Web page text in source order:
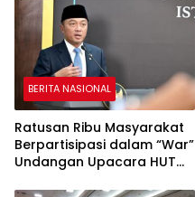
BERITA NASIONAL
Ratusan Ribu Masyarakat
Berpartisipasi dalam “War”
Undangan Upacara HUT